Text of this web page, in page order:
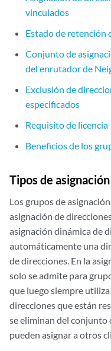
vinculados
Estado de retención
Conjunto de
del enrutador de
Exclusión de
especificados
Requisito de licencia
Beneficios de los
Tipos de
Los grupos de
asignación de
asignación dinámica de
automáticamente una
de direcciones. En la
solo se admite para
que luego siempre
direcciones que están
se eliminan del conjunto
pueden asignar a otros